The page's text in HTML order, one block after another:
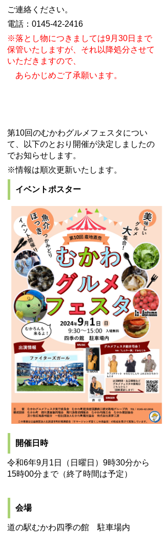
ご連絡ください。
電話：0145-42-2416
※落とし物につきましては9月30日まで
保管いたしますが、それ以降処分させて
いただきますので、
あらかじめご了承願います。
第10回のむかわグルメフェスタについ
て、以下のとおり開催が決定しましたの
でお知らせします。
※情報は順次更新いたします。
イベントポスター
開催日時
令和6年9月1日（日曜日）9時30分から
15時00分まで（終了時間は予定）
会場
道の駅むかわ四季の館 駐車場内